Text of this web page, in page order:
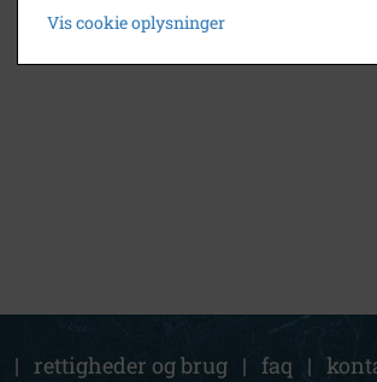
| rettigheder og brug | faq |
Vis cookie oplysninger